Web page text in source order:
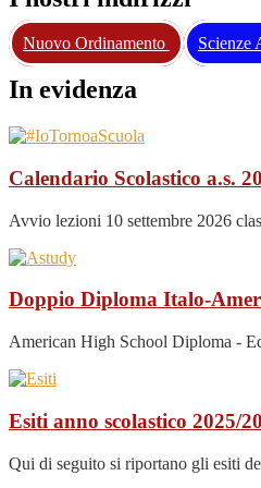
Nuovo Ordinamento Scienze
In evidenza
Calendario Scolastico a.s.
Avvio lezioni 10 settembre
Doppio Diploma Italo-
American High School Diploma -
Esiti anno scolastico 2025/
Qui di seguito si riportano gli esiti